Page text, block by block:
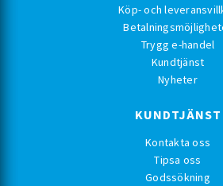
Köp- och
Trygg e-handel
Kundtjänst
Nyheter
KUNDTJÄNST
Kontakta oss
Tipsa oss
Godssökning